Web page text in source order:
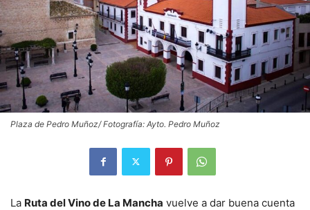
Plaza de Pedro Muñoz/ Fotografía: Ayto. Pedro Muñoz
La Ruta del Vino de La Mancha vuelve a dar buena cuenta